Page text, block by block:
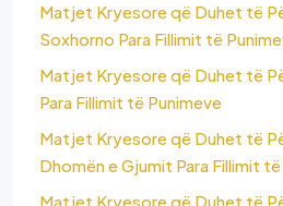
Matjet Kryesore që Duhet të
Soxhorno Para Fillimit të
Matjet Kryesore që Duhet të
Para Fillimit të Punimeve
Matjet Kryesore që Duhet të
Dhomën e Gjumit Para Fillimit
Matjet Kryesore që Duhet të